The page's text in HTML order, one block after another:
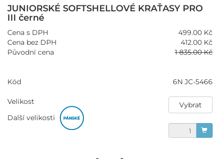
JUNIORSKÉ SOFTSHELLOVÉ KRAŤASY PRO
III černé
Cena s DPH
499.00 Kč
Cena bez DPH
412.00 Kč
Původní cena
1 835.00 Kč
Kód 6N JC-5466
Velikost
Vybrat
Další velikosti